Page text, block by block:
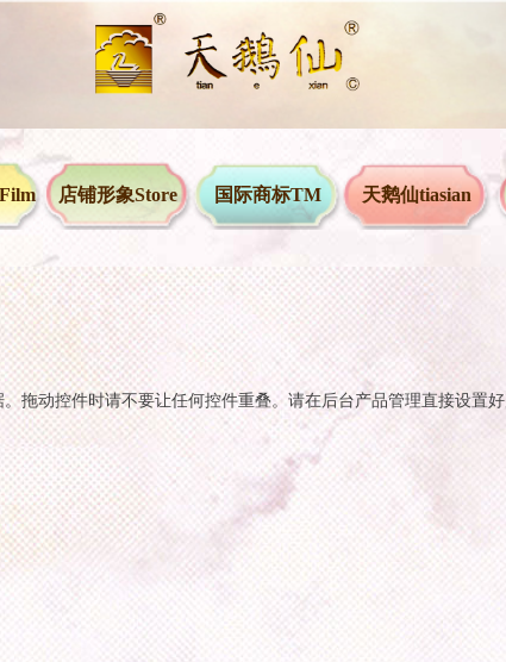
店铺形象Store 国际商标TM 天鹅仙tiasian
拖动控件时请不要让任何控件重叠。请在后台产品管理直接设置